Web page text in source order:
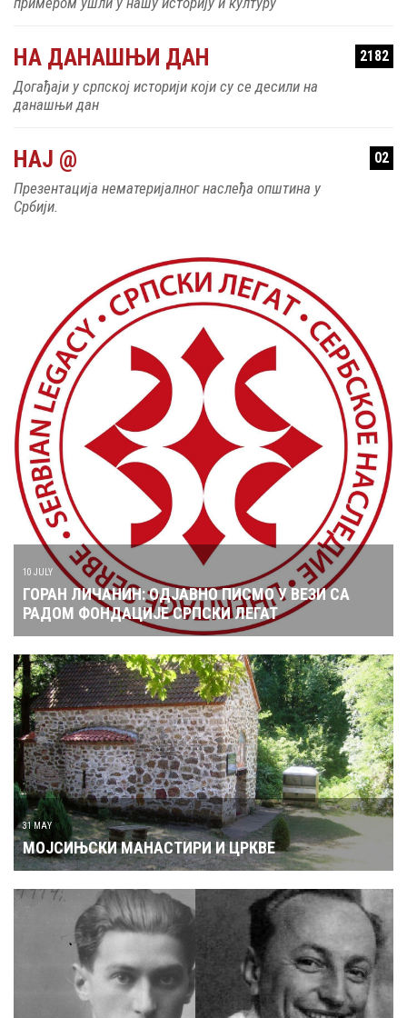
НА ДАНАШЊИ ДАН 2182
Догађаји у српској историји који су се десили на
данашњи дан
НАЈ @ 02
Презентација нематеријалног наслеђа општина у
Србији.
10 JULY
ГОРАН ЛИЧАНИН: ОДЈАВНО ПИСМО У ВЕЗИ СА
РАДОМ ФОНДАЦИЈЕ СРПСКИ ЛЕГАТ
31 MAY
МОЈСИЊСКИ МАНАСТИРИ И ЦРКВЕ